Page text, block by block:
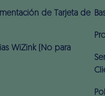
de Tarjeta de
WiZink (No para